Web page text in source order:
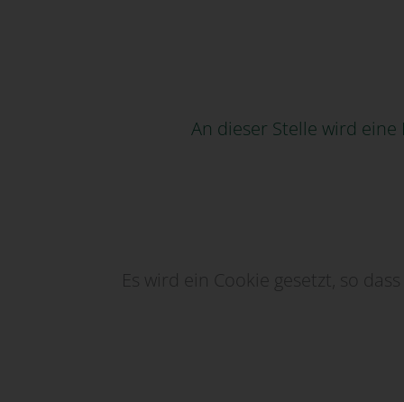
An dieser Stelle wird
Es wird ein Cookie gesetzt, so